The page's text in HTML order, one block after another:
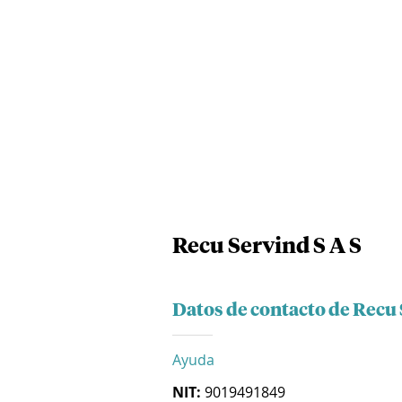
Recu Servind S A S
Datos de contacto de Recu
Ayuda
NIT: 9019491849